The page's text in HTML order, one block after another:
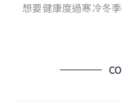
想要健康度過寒冷冬